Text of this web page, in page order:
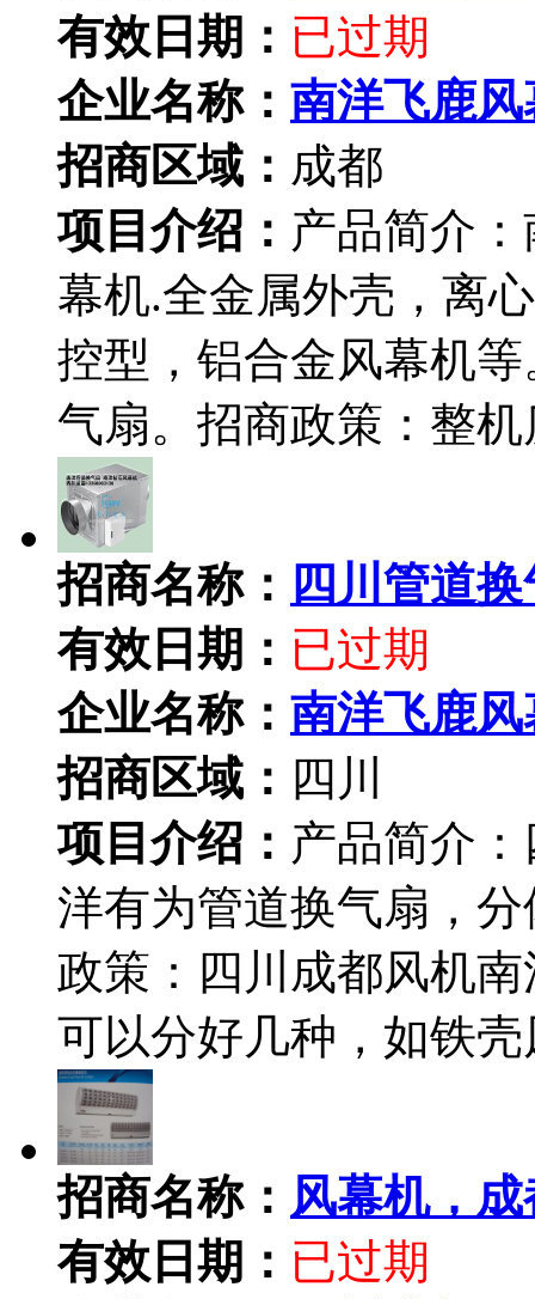
有效日期： 已过期
企业名称： 南洋飞鹿
招商区域： 成都
项目介绍： 产品简介
幕机.全金属外壳，离
控型，铝合金风幕机
气扇。招商政策：整
招商名称： 四川管道
有效日期： 已过期
企业名称： 南洋飞鹿
招商区域： 四川
项目介绍： 产品简介
洋有为管道换气扇，分
政策：四川成都风机
可以分好几种，如铁
招商名称： 风幕机，
有效日期： 已过期